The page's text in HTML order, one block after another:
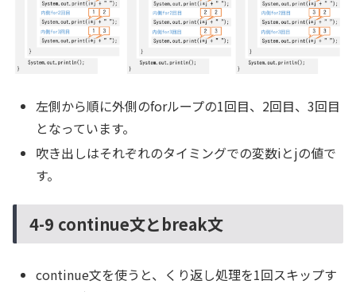
左側から順に外側のforループの1回目、2回目、3回目
となっています。
吹き出しはそれぞれのタイミングでの変数iとjの値で
す。
4-9 continue文とbreak文
continue文を使うと、くり返し処理を1回スキップす